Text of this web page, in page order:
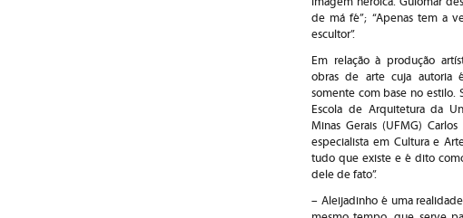
de má fé”; “Apenas tem a
escultor”.
Em relação à produção
obras de arte cuja autoria
somente com base no estilo.
Escola de Arquitetura da
Minas Gerais (UFMG)
especialista em Cultura e
tudo que existe e é dito
dele de fato”.
– Aleijadinho é uma